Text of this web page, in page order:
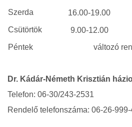
Szerda 16.00-19.00
Csütörtök 9.00-12.00
Péntek változó
Dr. Kádár-Németh Krisztián
Telefon: 06-30/243-2531
Rendelő telefonszáma: 06-26-